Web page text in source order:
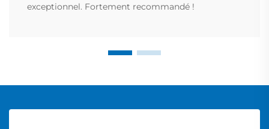
exceptionnel. Fortement recommandé !